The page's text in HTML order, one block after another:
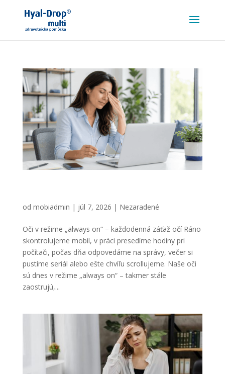
od mobiadmin | júl 7, 2026 | Nezaradené
Oči v režime „always on“ – každodenná záťaž očí Ráno
skontrolujeme mobil, v práci presedíme hodiny pri
počítači, počas dňa odpovedáme na správy, večer si
pustíme seriál alebo ešte chvíľu scrollujeme. Naše oči
sú dnes v režime „always on“ – takmer stále
zaostrujú,...